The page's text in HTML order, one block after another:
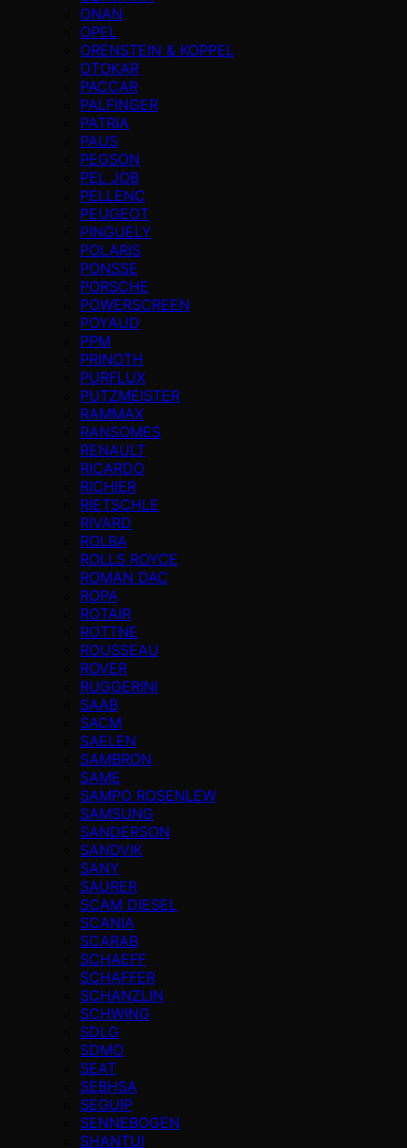
ONAN
OPEL
ORENSTEIN & KOPPEL
OTOKAR
PACCAR
PALFINGER
PATRIA
PAUS
PEGSON
PEL JOB
PELLENC
PEUGEOT
PINGUELY
POLARIS
PONSSE
PORSCHE
POWERSCREEN
POYAUD
PPM
PRINOTH
PURFLUX
PUTZMEISTER
RAMMAX
RANSOMES
RENAULT
RICARDO
RICHIER
RIETSCHLE
RIVARD
ROLBA
ROLLS ROYCE
ROMAN DAC
ROPA
ROTAIR
ROTTNE
ROUSSEAU
ROVER
RUGGERINI
SAAB
SACM
SAELEN
SAMBRON
SAME
SAMPO ROSENLEW
SAMSUNG
SANDERSON
SANDVIK
SANY
SAURER
SCAM DIESEL
SCANIA
SCARAB
SCHAEFF
SCHAFFER
SCHANZLIN
SCHWING
SDLG
SDMO
SEAT
SEBHSA
SEGUIP
SENNEBOGEN
SHANTUI